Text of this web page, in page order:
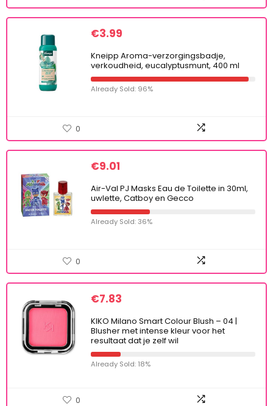
€3.99
Kneipp Aroma-verzorgingsbadje,
verkoudheid, eucalyptusmunt, 400 ml
Already Sold: 96%
0
€9.01
Air-Val PJ Masks Eau de Toilette in 30ml,
uwlette, Catboy en Gecco
Already Sold: 36%
0
€7.83
KIKO Milano Smart Colour Blush – 04 |
Blusher met intense kleur voor het
resultaat dat je zelf wil
Already Sold: 18%
0